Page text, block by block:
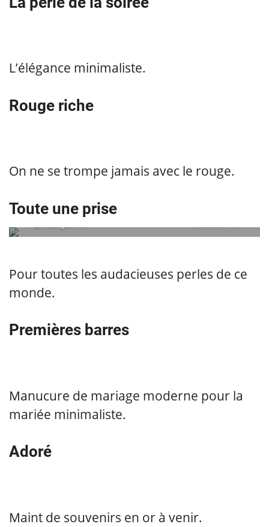
L’élégance minimaliste.
Rouge riche
On ne se trompe jamais avec le rouge.
Toute une prise
Pour toutes les audacieuses perles de ce
monde.
Premières barres
Manucure de mariage moderne pour la
mariée minimaliste.
Adoré
Maint de souvenirs en or à venir.